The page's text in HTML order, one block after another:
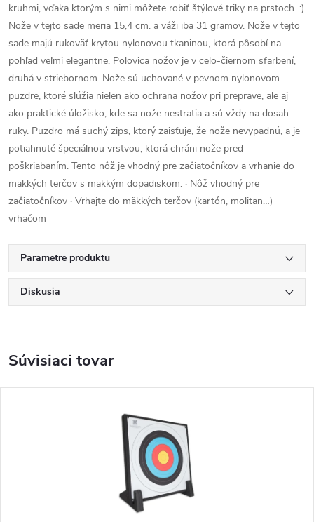
kruhmi, vďaka ktorým s nimi môžete robiť štýlové triky na prstoch. :)
Nože v tejto sade meria 15,4 cm. a váži iba 31 gramov. Nože v tejto
sade majú rukoväť krytou nylonovou tkaninou, ktorá pôsobí na
pohľad veľmi elegantne. Polovica nožov je v celo-čiernom sfarbení,
druhá v striebornom. Nože sú uchované v pevnom nylonovom
puzdre, ktoré slúžia nielen ako ochrana nožov pri preprave, ale aj
ako praktické úložisko, kde sa nože nestratia a sú vždy na dosah
ruky. Puzdro má suchý zips, ktorý zaisťuje, že nože nevypadnú, a je
potiahnuté špeciálnou vrstvou, ktorá chráni nože pred
poškriabaním. Tento nôž je vhodný pre začiatočníkov a vrhanie do
mäkkých terčov s mäkkým dopadiskom. · Nôž vhodný pre
začiatočníkov · Vrhajte do mäkkých terčov (kartón, molitan…)
vrhačom
Parametre produktu
Diskusia
Súvisiaci tovar